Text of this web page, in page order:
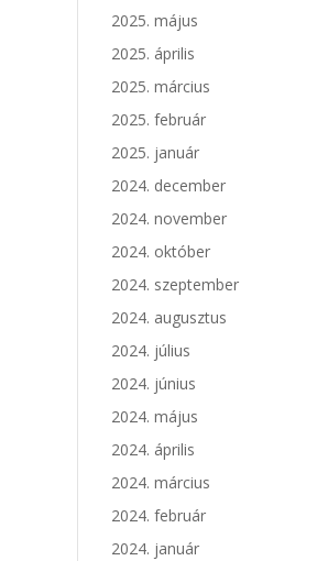
2025. május
2025. április
2025. március
2025. február
2025. január
2024. december
2024. november
2024. október
2024. szeptember
2024. augusztus
2024. július
2024. június
2024. május
2024. április
2024. március
2024. február
2024. január